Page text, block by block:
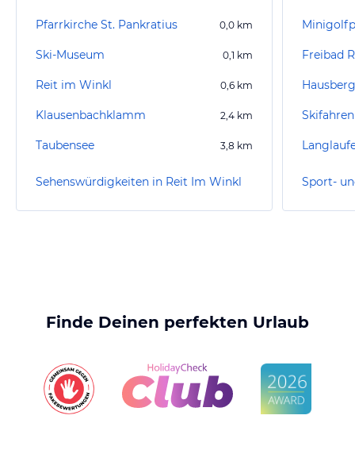
Pfarrkirche St. Pankratius 0,0 km
Ski-Museum 0,1 km
Reit im Winkl 0,6 km
Klausenbachklamm 2,4 km
Taubensee 3,8 km
Sehenswürdigkeiten in Reit Im Winkl
Freibad
Skifahren
Finde Deinen perfekten Urlaub